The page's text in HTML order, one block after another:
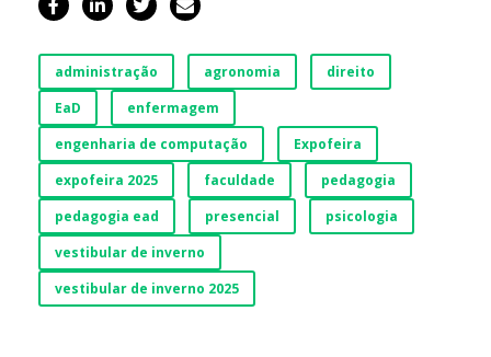
administração agronomia
direito
EaD
enfermagem
engenharia de computação
Expofeira
expofeira 2025
faculdade
pedagogia
pedagogia ead
presencial
psicologia
vestibular de inverno
vestibular de inverno 2025